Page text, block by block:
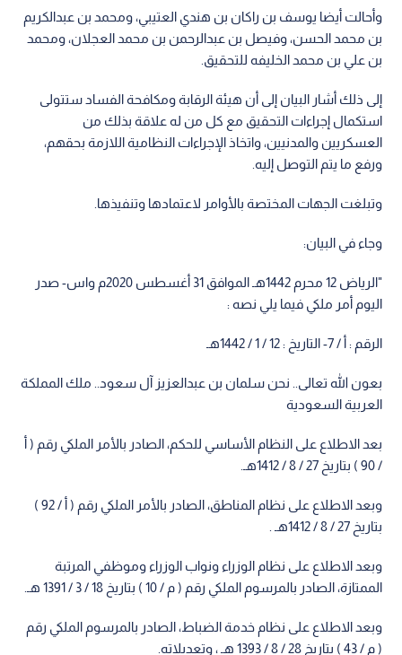
وأحالت أيضا يوسف بن راكان بن هندي العتيبي، ومحمد بن عبدالكريم
بن محمد الحسن، وفيصل بن عبدالرحمن بن محمد العجلان، ومحمد
بن علي بن محمد الخليفه للتحقيق.
إلى ذلك أشار البيان إلى أن هيئة الرقابة ومكافحة الفساد ستتولى
استكمال إجراءات التحقيق مع كل من له علاقة بذلك من
العسكريين والمدنيين، واتخاذ الإجراءات النظامية اللازمة بحقهم،
ورفع ما يتم التوصل إليه.
وتبلغت الجهات المختصة بالأوامر لاعتمادها وتنفيذها.
وجاء في البيان:
"الرياض 12 محرم 1442هـ الموافق 31 أغسطس 2020م واس- صدر
اليوم أمر ملكي فيما يلي نصه :
الرقم : أ / 7- التاريخ : 12 / 1 / 1442هـ
بعون الله تعالى.. نحن سلمان بن عبدالعزيز آل سعود.. ملك المملكة
العربية السعودية
بعد الاطلاع على النظام الأساسي للحكم، الصادر بالأمر الملكي رقم ( أ
/ 90 ) بتاريخ 27 / 8 / 1412هـ.
وبعد الاطلاع على نظام المناطق، الصادر بالأمر الملكي رقم ( أ / 92 )
بتاريخ 27 / 8 / 1412هـ .
وبعد الاطلاع على نظام الوزراء ونواب الوزراء وموظفي المرتبة
الممتازة، الصادر بالمرسوم الملكي رقم ( م / 10 ) بتاريخ 18 / 3 / 1391 هـ.
وبعد الاطلاع على نظام خدمة الضباط، الصادر بالمرسوم الملكي رقم
( م / 43 ) بتاريخ 28 / 8 / 1393 هـ ، وتعديلاته.